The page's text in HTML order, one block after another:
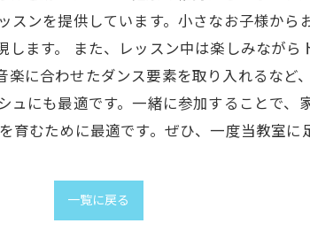
ンを提供しています。小さなお子様から
ます。 また、レッスン中は楽しみなが
に合わせたダンス要素を取り入れるなど
にも最適です。一緒に参加することで、
むために最適です。ぜひ、一度当教室に
一覧に戻る